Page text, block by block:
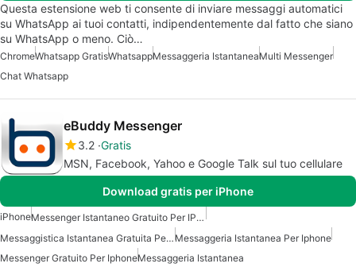
Questa estensione web ti consente di inviare messaggi automatici
su WhatsApp ai tuoi contatti, indipendentemente dal fatto che siano
su WhatsApp o meno. Ciò…
ChromeWhatsapp GratisWhatsappMessaggeria IstantaneaMulti Messenger
Chat Whatsapp
eBuddy Messenger
3.2 Gratis
MSN, Facebook, Yahoo e Google Talk sul tuo cellulare
Download gratis per iPhone
iPhone
Messenger Istantaneo Gratuito Per IPhone
Messaggistica Istantanea Gratuita Per IphoneMessaggeria Istantanea Per Iphone
Messenger Gratuito Per IphoneMessaggeria Istantanea